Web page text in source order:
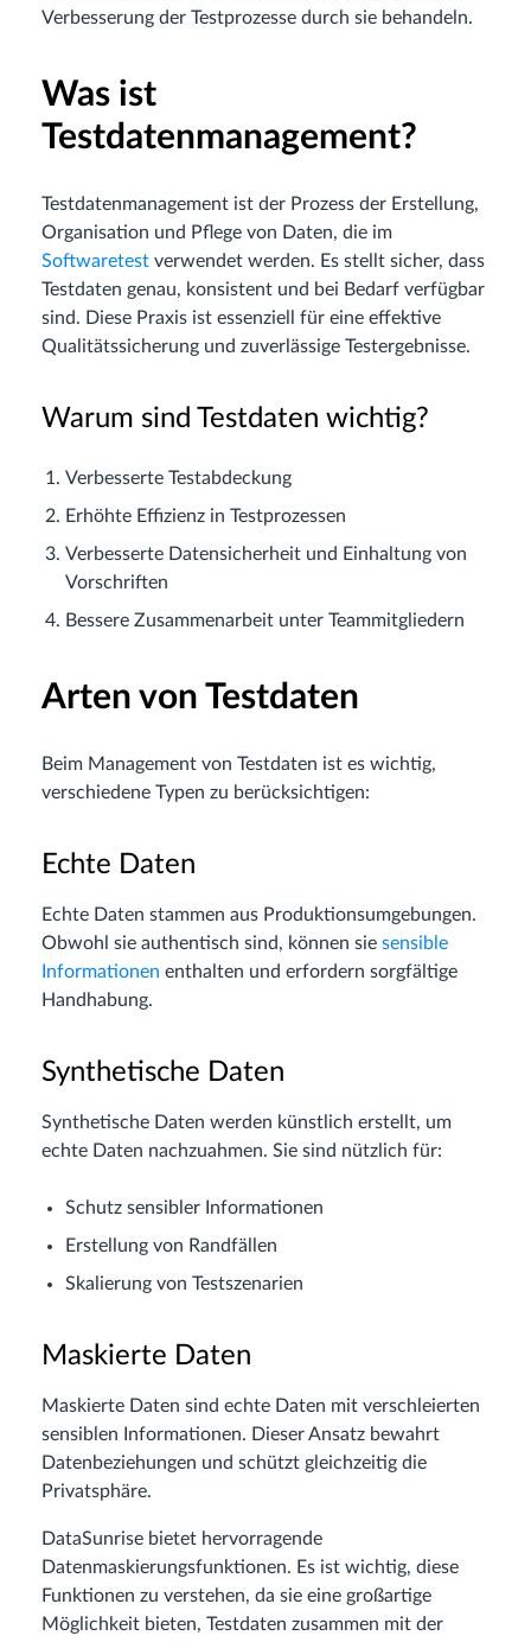
Verbesserung der Testprozesse durch sie behandeln.
Was ist
Testdatenmanagement?
Testdatenmanagement ist der Prozess der Erstellung,
Organisation und Pflege von Daten, die im
Softwaretest verwendet werden. Es stellt sicher, dass
Testdaten genau, konsistent und bei Bedarf verfügbar
sind. Diese Praxis ist essenziell für eine effektive
Qualitätssicherung und zuverlässige Testergebnisse.
Warum sind Testdaten wichtig?
Verbesserte Testabdeckung
Erhöhte Effizienz in Testprozessen
Verbesserte Datensicherheit und Einhaltung von
Vorschriften
Bessere Zusammenarbeit unter Teammitgliedern
Arten von Testdaten
Beim Management von Testdaten ist es wichtig,
verschiedene Typen zu berücksichtigen:
Echte Daten
Echte Daten stammen aus Produktionsumgebungen.
Obwohl sie authentisch sind, können sie sensible
Informationen enthalten und erfordern sorgfältige
Handhabung.
Synthetische Daten
Synthetische Daten werden künstlich erstellt, um
echte Daten nachzuahmen. Sie sind nützlich für:
Schutz sensibler Informationen
Erstellung von Randfällen
Skalierung von Testszenarien
Maskierte Daten
Maskierte Daten sind echte Daten mit verschleierten
sensiblen Informationen. Dieser Ansatz bewahrt
Datenbeziehungen und schützt gleichzeitig die
Privatsphäre.
DataSunrise bietet hervorragende
Datenmaskierungsfunktionen. Es ist wichtig, diese
Funktionen zu verstehen, da sie eine großartige
Möglichkeit bieten, Testdaten zusammen mit der